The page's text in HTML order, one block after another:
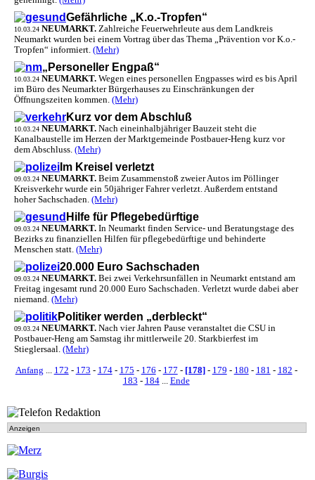
Gefährliche „K.o.-Tropfen“
10.03.24 NEUMARKT. Zahlreiche Feuerwehrleute aus dem Landkreis
Neumarkt wurden bei einem Vortrag über das Thema „Prävention vor K.o.-
Tropfen“ informiert. (Mehr)
„Personeller Engpaß“
10.03.24 NEUMARKT. Wegen eines personellen Engpasses wird es bis April
im Büro des Neumarkter Bürgerhauses zu Einschränkungen der
Öffnungszeiten kommen. (Mehr)
Kurz vor dem Abschluß
10.03.24 NEUMARKT. Nach eineinhalbjähriger Bauzeit steht die
Kanalbaustelle im Herzen der Marktgemeinde Postbauer-Heng kurz vor
dem Abschluss. (Mehr)
Im Kreisel verletzt
09.03.24 NEUMARKT. Beim Zusammenstoß zweier Autos im Pöllinger
Kreisverkehr wurde ein 50jähriger Fahrer verletzt. Außerdem entstand
hoher Sachschaden. (Mehr)
Hilfe für Pflegebedürftige
09.03.24 NEUMARKT. In Neumarkt finden Service- und Beratungstage des
Bezirks zu finanziellen Hilfen für pflegebedürftige und behinderte
Menschen statt. (Mehr)
20.000 Euro Sachschaden
09.03.24 NEUMARKT. Bei zwei Verkehrsunfällen in Neumarkt entstand am
Freitag ingesamt rund 20.000 Euro Sachschaden. Verletzt wurde dabei aber
niemand. (Mehr)
Politiker werden „derbleckt“
09.03.24 NEUMARKT. Nach vier Jahren Pause veranstaltet die CSU in
Postbauer-Heng am Samstag ihr mittlerweile 20. Starkbierfest im
Stieglersaal. (Mehr)
Anfang ... 172 - 173 - 174- 175 - 176 - 177 - [178] - 179 - 180 - 181 - 182 -
183 - 184... Ende
Anzeigen